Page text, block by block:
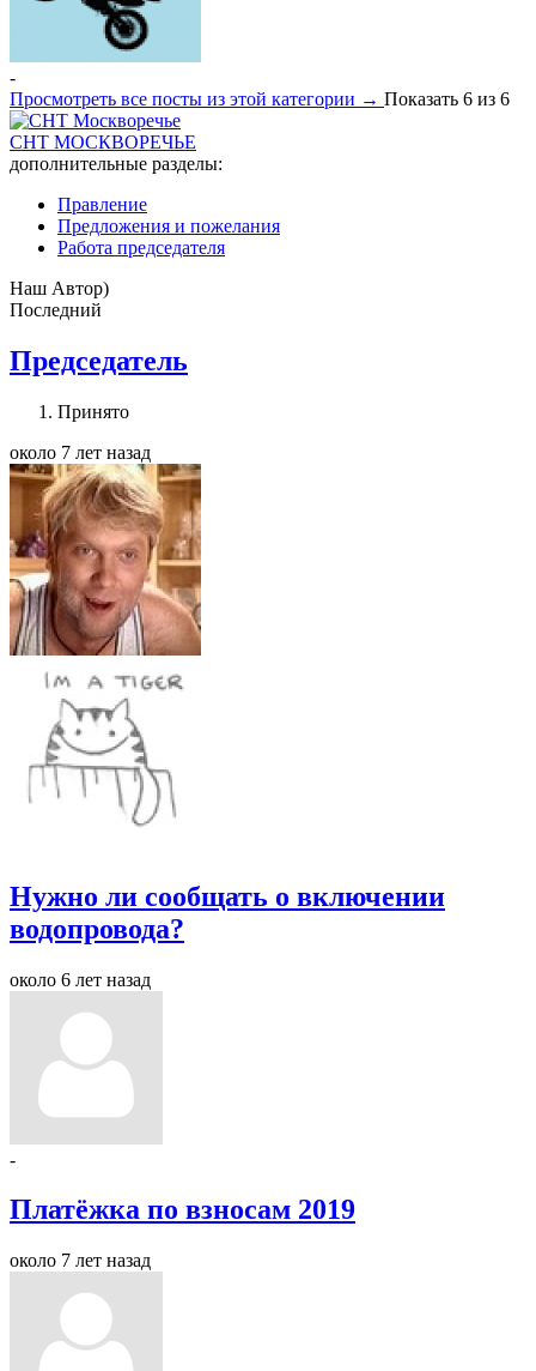
-
Просмотреть все посты из этой категории → Показать 6 из 6
СНТ МОСКВОРЕЧЬЕ
дополнительные разделы:
Правление
Предложения и пожелания
Работа председателя
Наш Автор)
Последний
Председатель
Принято
около 7 лет назад
Нужно ли сообщать о включении
водопровода?
около 6 лет назад
-
Платёжка по взносам 2019
около 7 лет назад